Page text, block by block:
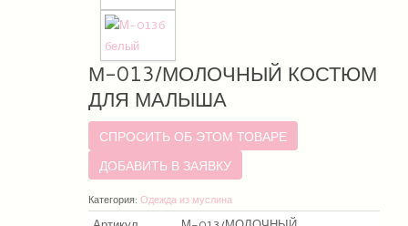
М-013/МОЛОЧНЫЙ КОСТЮМ
ДЛЯ МАЛЫША
СПРОСИТЬ ОБ ЭТОМ ТОВАРЕ
Категория:Одежда из муслина